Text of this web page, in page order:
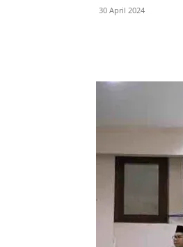
30 April 2024